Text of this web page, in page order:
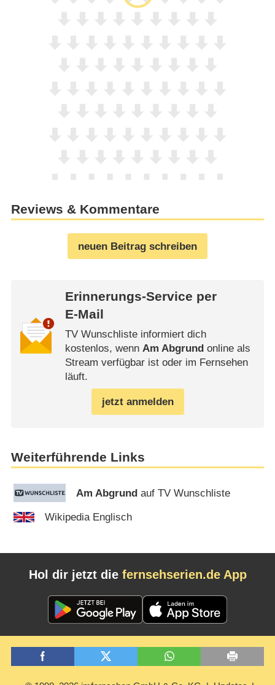
Reviews & Kommentare
neuen Beitrag schreiben
Erinnerungs-Service per
E-Mail
TV Wunschliste informiert dich
kostenlos, wenn Am Abgrundonline als
Stream verfügbar ist oder im Fernsehen
läuft.
jetzt anmelden
Weiterführende Links
Am Abgrund auf TV Wunschliste
Wikipedia Englisch
Hol dir jetzt die fernsehserien.de App